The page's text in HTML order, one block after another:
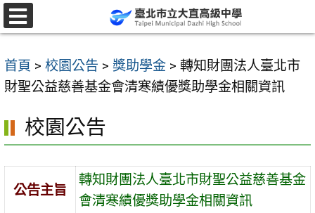
跳
至
要
內
區
首頁 > 校園公告 > 獎助學金 > 轉知財團法人臺北市
財聖公益慈善基金會清寒績優獎助學金相關資訊
校園公告
公告主旨
轉知財團法人臺北市財聖公益慈善基金
會清寒績優獎助學金相關資訊
選
單